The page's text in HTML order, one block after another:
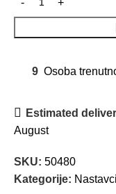
9 Osoba
Estimated
August
SKU: 50480
Kategorije: Nastavci